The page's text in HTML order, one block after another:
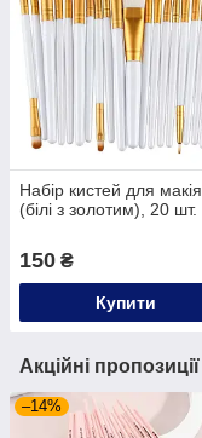
Набір кистей для
(білі з золотим), 20 шт.
150 ₴
Купити
Акційні
–14%